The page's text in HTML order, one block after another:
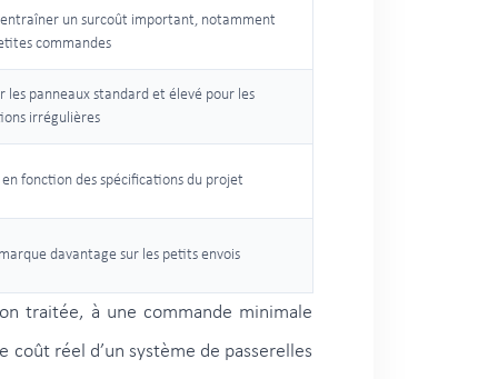
un surcoût important, notamment
commandes
les panneaux standard et élevé pour les
irrégulières
fonction des spécifications du projet
davantage sur les petits envois
traitée, à une commande minimale
réel d’un système de passerelles